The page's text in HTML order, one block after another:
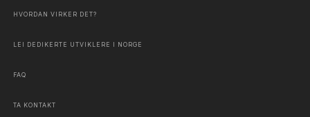
HVORDAN VIRKER DET?
LEI DEDIKERTE UTVIKLERE I NORGE
FAQ
TA KONTAKT